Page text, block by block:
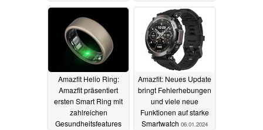
Amazfit Helio Ring:
Amazfit präsentiert
ersten Smart Ring mit
zahlreichen
Gesundheitsfeatures
Amazfit: Neues Update
bringt Fehlerhebungen
und viele neue
Funktionen auf starke
Smartwatch 06.01.2024